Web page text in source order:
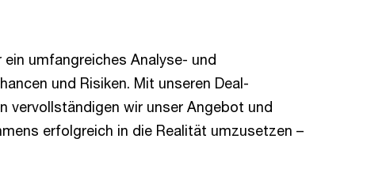
umfangreiches Analyse- und
und Risiken. Mit unseren Deal-
vervollständigen wir unser Angebot und
erfolgreich in die Realität umzusetzen –